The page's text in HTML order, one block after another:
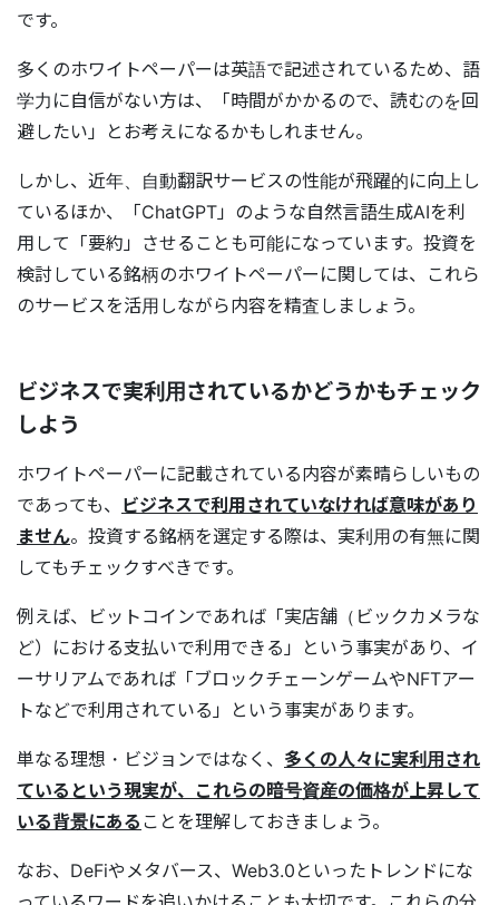
です。
多くのホワイトペーパーは英語で記述されているため、語
学力に自信がない方は、「時間がかかるので、読むのを回
避したい」とお考えになるかもしれません。
しかし、近年、自動翻訳サービスの性能が飛躍的に向上し
ているほか、「ChatGPT」のような自然言語生成AIを利
用して「要約」させることも可能になっています。投資を
検討している銘柄のホワイトペーパーに関しては、これら
のサービスを活用しながら内容を精査しましょう。
ビジネスで実利用されているかどうかもチェック
しよう
ホワイトペーパーに記載されている内容が素晴らしいもの
であっても、 ビジネスで利用されていなければ意味があり
ません。投資する銘柄を選定する際は、実利用の有無に関
してもチェックすべきです。
例えば、ビットコインであれば「実店舗（ビックカメラな
ど）における支払いで利用できる」という事実があり、イ
ーサリアムであれば「ブロックチェーンゲームやNFTアー
トなどで利用されている」という事実があります。
単なる理想・ビジョンではなく、 多くの人々に実利用され
ているという現実が、これらの暗号資産の価格が上昇して
いる背景にある ことを理解しておきましょう。
なお、DeFiやメタバース、Web3.0といったトレンドにな